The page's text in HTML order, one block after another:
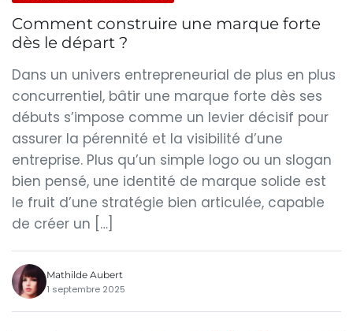
Comment construire une marque forte
dès le départ ?
Dans un univers entrepreneurial de plus en plus
concurrentiel, bâtir une marque forte dès ses
débuts s’impose comme un levier décisif pour
assurer la pérennité et la visibilité d’une
entreprise. Plus qu’un simple logo ou un slogan
bien pensé, une identité de marque solide est
le fruit d’une stratégie bien articulée, capable
de créer un […]
Mathilde Aubert
1 septembre 2025